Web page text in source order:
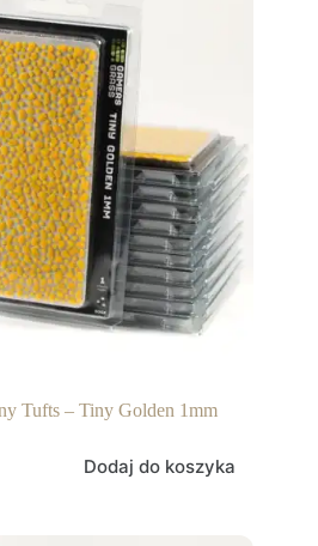
Tufts – Tiny Golden 1mm
Dodaj do koszyka